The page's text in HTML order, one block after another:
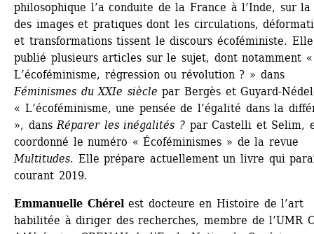
philosophique l’a conduite de la France à l’Inde, sur
des images et pratiques dont les circulations,
et transformations tissent le discours écoféministe.
publié plusieurs articles sur le sujet, dont notamment «
L’écoféminisme, régression ou révolution ? » dans
Féminismes du XXIe siècle par Bergès et Guyard-
« L’écoféminisme, une pensée de l’égalité dans la
», dans Réparer les inégalités ? par Castelli et Selim,
coordonné le numéro « Écoféminismes » de la revue
Multitudes. Elle prépare actuellement un livre qui
courant 2019.
Emmanuelle Chérel est docteure en Histoire de l’art
habilitée à diriger des recherches, membre de l’UMR